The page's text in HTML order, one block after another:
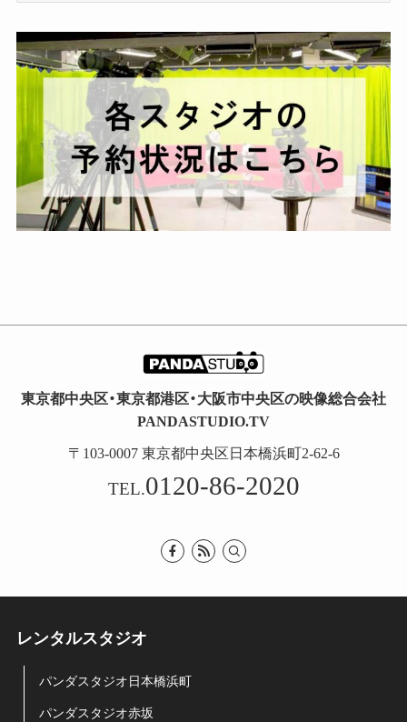
イ
ブ
東京都中央区・東京都港区・大阪市中央区の映像総合会社
PANDASTUDIO.TV
〒103-0007 東京都中央区日本橋浜町2-62-6
TEL.0120-86-2020
レンタルスタジオ
パンダスタジオ日本橋浜町
パンダスタジオ赤坂